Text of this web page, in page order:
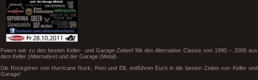
Feiern wie zu den besten Keller- und Garage-Zeiten!´Mit den Alternative Classix von 1990 – 2006 aus
dem Keller (Alternative) und der Garage (Metal)
Die Rockgören von Hurricane Rock, Resi und Elli, entführen Euch in die besten Zeiten von Keller und
Garage!